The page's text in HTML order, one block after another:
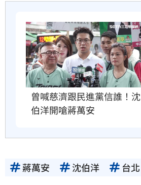
曾喊慈濟跟民進黨信誰！沈
伯洋開嗆蔣萬安
蔣萬安 沈伯洋 台北